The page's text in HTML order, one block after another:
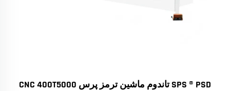
SPS ® PSD تاندوم ماشین ترمز پرس CNC 400T5000